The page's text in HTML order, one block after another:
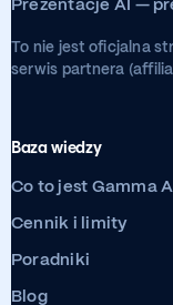
Prezentacje AI —
To nie jest oficjalna
serwis partnera
Baza wiedzy
Co to jest Gamma
Cennik i limity
Poradniki
Blog